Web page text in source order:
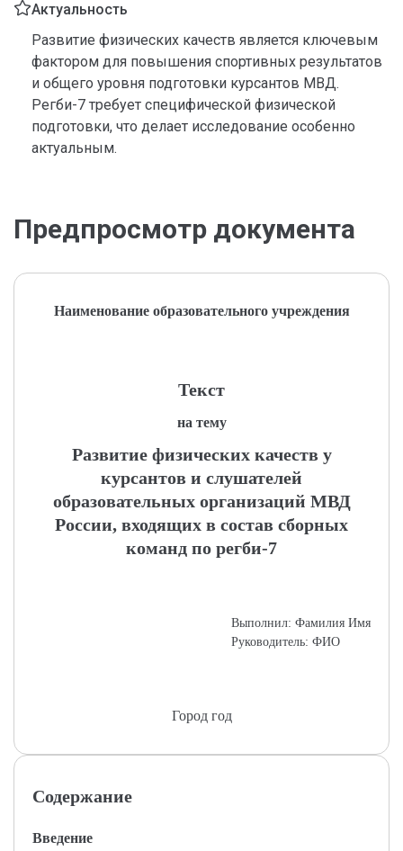
Актуальность
Развитие физических качеств является ключевым
фактором для повышения спортивных результатов
и общего уровня подготовки курсантов МВД.
Регби-7 требует специфической физической
подготовки, что делает исследование особенно
актуальным.
Предпросмотр документа
Наименование образовательного учреждения
Текст
на тему
Развитие физических качеств у
курсантов и слушателей
образовательных организаций МВД
России, входящих в состав сборных
команд по регби-7
Выполнил: Фамилия Имя
Руководитель: ФИО
Город год
Содержание
Введение